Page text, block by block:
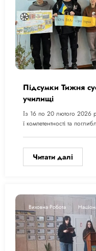
Підсумки Тижня
училищі
Із 16 по 20 лютого 2026
ї компетентності та
Читати далі
Виховна Робота